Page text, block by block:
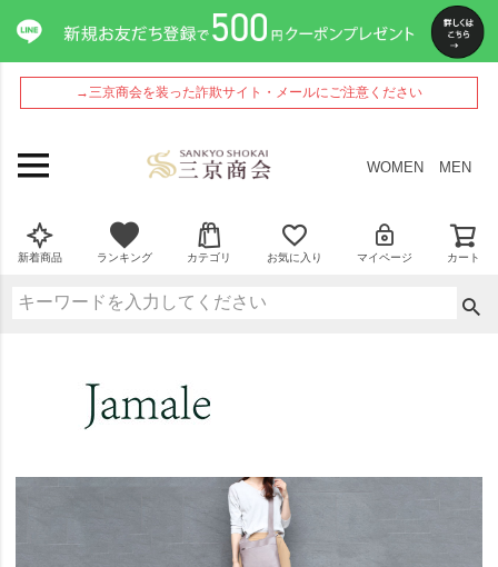
→三京商会を装った詐欺サイト・メールにご注意ください
WOMEN MEN
新着商品 ランキング カテゴリ お気に入り マイページ カート